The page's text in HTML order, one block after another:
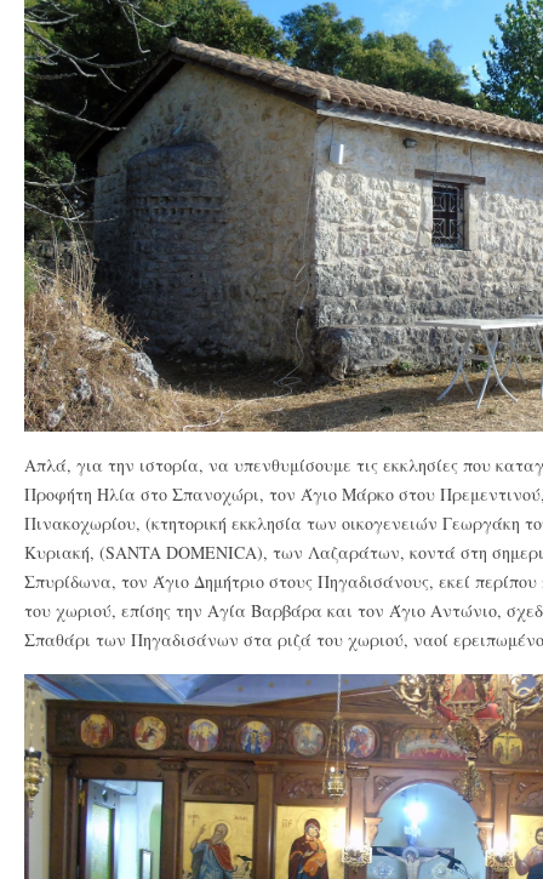
Απλά, για την ιστορία, να υπενθυμίσουμε τις εκκλησίες που
Προφήτη Ηλία στο Σπανοχώρι, τον Άγιο Μάρκο στου
Πινακοχωρίου, (κτητορική εκκλησία των οικογενειών Γεωργάκη
Κυριακή, (SANTA DOMENICA), των Λαζαράτων, κοντά στη
Σπυρίδωνα, τον Άγιο Δημήτριο στους Πηγαδισάνους, εκεί
του χωριού, επίσης την Αγία Βαρβάρα και τον Άγιο Αντώνιο,
Σπαθάρι των Πηγαδισάνων στα ριζά του χωριού, ναοί